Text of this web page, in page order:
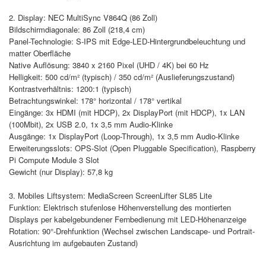
2. Display: NEC MultiSync V864Q (86 Zoll)
Bildschirmdiagonale: 86 Zoll (218,4 cm)
Panel-Technologie: S-IPS mit Edge-LED-Hintergrundbeleuchtung und
matter Oberfläche
Native Auflösung: 3840 x 2160 Pixel (UHD / 4K) bei 60 Hz
Helligkeit: 500 cd/m² (typisch) / 350 cd/m² (Auslieferungszustand)
Kontrastverhältnis: 1200:1 (typisch)
Betrachtungswinkel: 178° horizontal / 178° vertikal
Eingänge: 3x HDMI (mit HDCP), 2x DisplayPort (mit HDCP), 1x LAN
(100Mbit), 2x USB 2.0, 1x 3,5 mm Audio-Klinke
Ausgänge: 1x DisplayPort (Loop-Through), 1x 3,5 mm Audio-Klinke
Erweiterungsslots: OPS-Slot (Open Pluggable Specification), Raspberry
Pi Compute Module 3 Slot
Gewicht (nur Display): 57,8 kg
3. Mobiles Liftsystem: MediaScreen ScreenLifter SL85 Lite
Funktion: Elektrisch stufenlose Höhenverstellung des montierten
Displays per kabelgebundener Fernbedienung mit LED-Höhenanzeige
Rotation: 90°-Drehfunktion (Wechsel zwischen Landscape- und Portrait-
Ausrichtung im aufgebauten Zustand)